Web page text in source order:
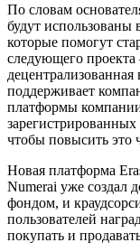
По словам
будут
которые помогут
следующего
поддерживает
платформы
зарегистрированных
чтобы повысить это
Новая платформа
Numerai уже создал
фондом, и
пользователей
покупать и